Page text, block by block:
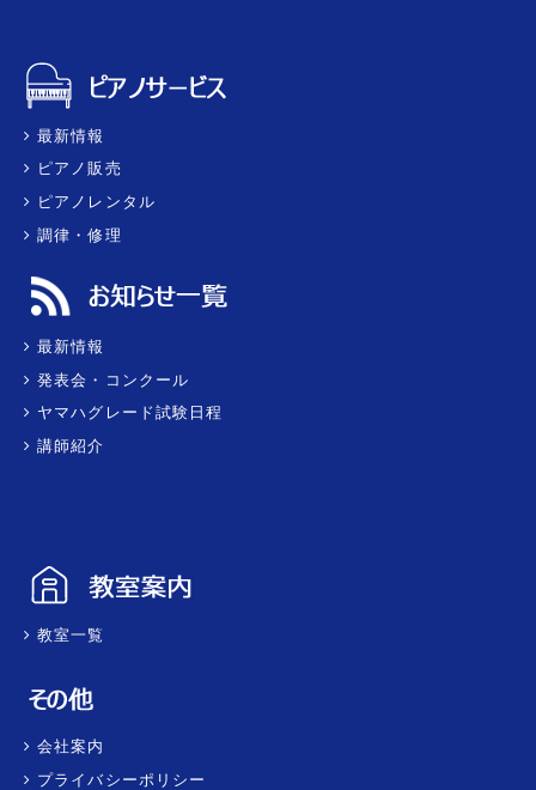
最新情報
ピアノ販売
ピアノレンタル
調律・修理
最新情報
発表会・コンクール
ヤマハグレード試験日程
講師紹介
教室一覧
会社案内
プライバシーポリシー